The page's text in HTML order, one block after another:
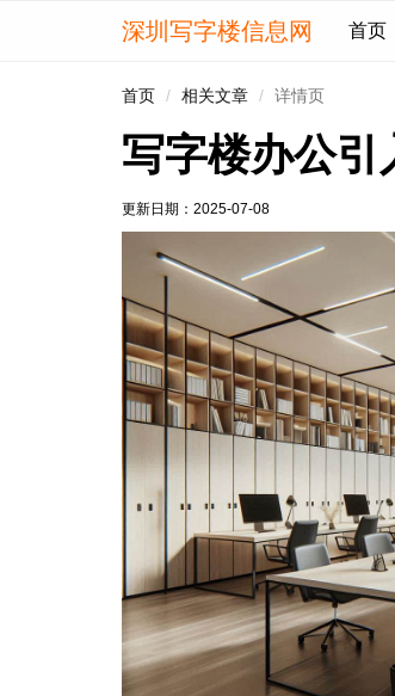
深圳写字楼信息网 首页
首页 相关文章 详情页
写字楼办公
更新日期： 2025-07-08